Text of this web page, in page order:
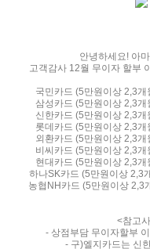
안녕하세요! 아
고객감사 12월 무이자 할부
국민카드 (5만원이상 2,3
삼성카드 (5만원이상 2,3
신한카드 (5만원이상 2,3
롯데카드 (5만원이상 2,3
외환카드 (5만원이상 2,3
비씨카드 (5만원이상 2,3
현대카드 (5만원이상 2,3
하나SK카드 (5만원이상 2,3
농협NH카드 (5만원이상 2,3
<참고
- 상점부담 무이자할부
- 구)엘지카드는 신